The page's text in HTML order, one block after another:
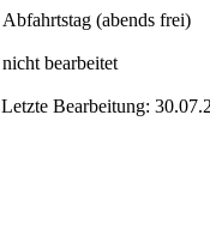
Abfahrtstag (abends frei)
nicht bearbeitet
Letzte Bearbeitung: